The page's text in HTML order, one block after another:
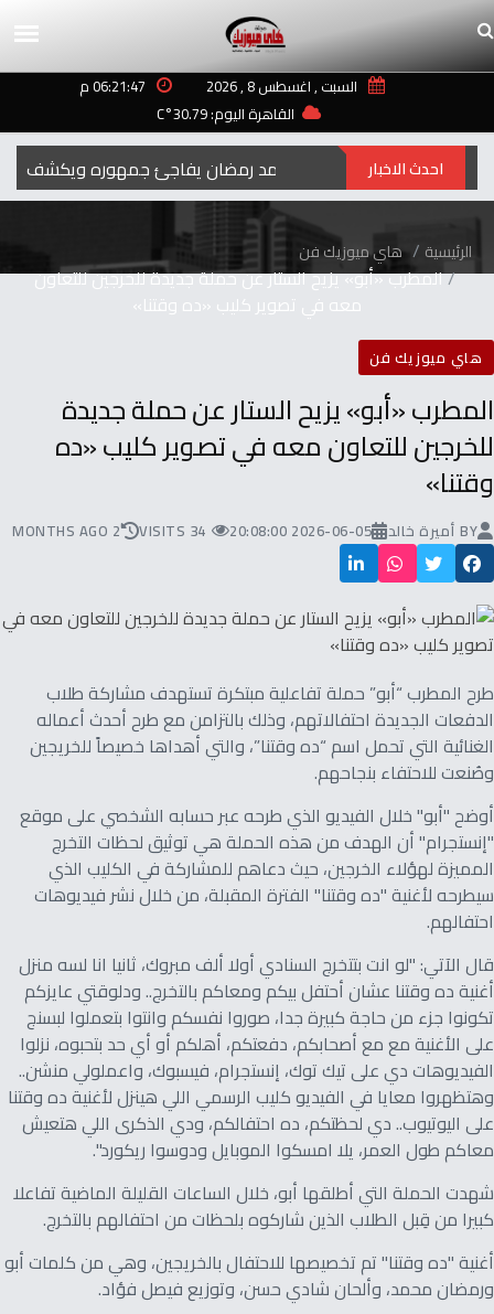
السبت , اغسطس 8 , 2026
06:21:47 م
القاهرة اليوم: 30.79°C
احدث الاخبار
الرئيسية هاي ميوزيك فن
المطرب «أبو» يزيح الستار عن حملة جديدة للخرجين للتعاون
معه في تصوير كليب «ده وقتنا»
هاي ميوزيك فن
المطرب «أبو» يزيح الستار عن حملة جديدة
للخرجين للتعاون معه في تصوير كليب «ده
وقتنا»
BY أميرة خالد 2026-06-05 20:08:00
34 VISITS
2 MONTHS AGO
طرح المطرب “أبو” حملة تفاعلية مبتكرة تستهدف مشاركة طلاب
الدفعات الجديدة احتفالاتهم، وذلك بالتزامن مع طرح أحدث أعماله
الغنائية التي تحمل اسم “ده وقتنا”، والتي أهداها خصيصاً للخريجين
وصُنعت للاحتفاء بنجاحهم.
أوضح "أبو" خلال الفيديو الذي طرحه عبر حسابه الشخصي على موقع
"إنستجرام" أن الهدف من هذه الحملة هي توثيق لحظات التخرج
المميزة لهؤلاء الخرجين، حيث دعاهم للمشاركة في الكليب الذي
سيطرحه لأغنية "ده وقتنا" الفترة المقبلة، من خلال نشر فيديوهات
احتفالهم.
قال الآتي: "لو انت بتتخرج السنادي أولا ألف مبروك، ثانيا انا لسه منزل
أغنية ده وقتنا عشان أحتفل بيكم ومعاكم بالتخرج.. ودلوقتي عايزكم
تكونوا جزء من حاجة كبيرة جدا، صوروا نفسكم وانتوا بتعملوا لبسنج
على الأغنية مع مع أصحابكم، دفعتكم، أهلكم أو أي حد بتحبوه، نزلوا
الفيديوهات دي على تيك توك، إنستجرام، فيسبوك، واعملولي منشن..
وهتظهروا معايا في الفيديو كليب الرسمي اللي هينزل لأغنية ده وقتنا
على اليوتيوب.. دي لحظتكم، ده احتفالكم، ودي الذكرى اللي هتعيش
معاكم طول العمر، يلا امسكوا الموبايل ودوسوا ريكورد".
شهدت الحملة التي أطلقها أبو، خلال الساعات القليلة الماضية تفاعلا
كبيرا من قِبل الطلاب الذين شاركوه بلحظات من احتفالهم بالتخرج.
أغنية "ده وقتنا" تم تخصيصها للاحتفال بالخريجين، وهي من كلمات أبو
ورمضان محمد، وألحان شادي حسن، وتوزيع فيصل فؤاد.